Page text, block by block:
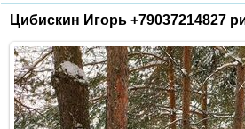
Цибискин Игорь +79037214827